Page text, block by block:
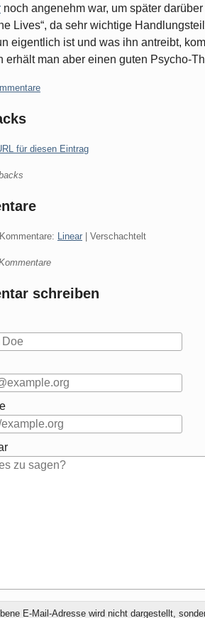
noch angenehm war, um später
Lives“, da sehr wichtige
eigentlich ist und was ihn antreibt,
erhält man aber einen guten Psycho-
für diesen Eintrag
Linear | Verschachtelt
schreiben
E-Mail-Adresse wird nicht dargestellt,